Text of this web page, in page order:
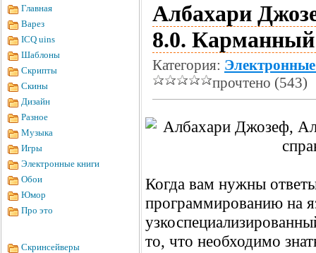
Главная
Варез
ICQ uins
Шаблоны
Скрипты
Скины
Дизайн
Разное
Музыка
Игры
Электронные книги
Обои
Юмор
Про это
Скринсейверы
Албахари
8.0. Карманный
Категория:
прочтено (543)
Когда вам нужны
программированию на
то, что необходимо